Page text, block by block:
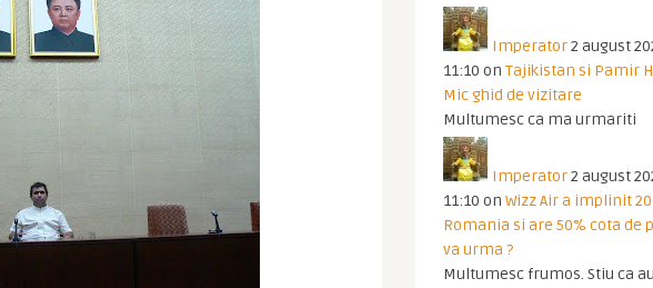
Imperator2 august
11:10 on Tajikistan si Pamir
Mic ghid de vizitare
Multumesc ca ma urmariti
Imperator2 august
11:10 on Wizz Air a implinit
Romania si are 50% cota de
va urma ?
Multumesc frumos. Stiu ca